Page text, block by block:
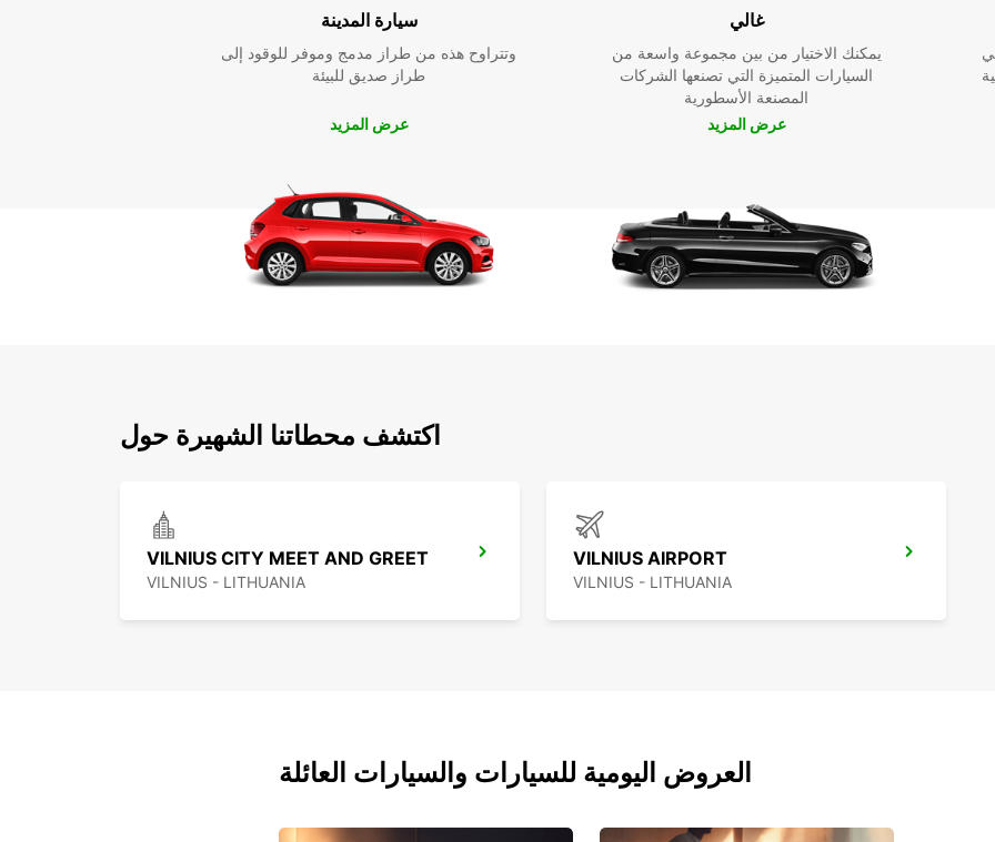
سيارة المدينة
وتتراوح هذه من طراز مدمج وموفر للوقود إلى
طراز صديق للبيئة
عرض المزيد
غالي
يمكنك الاختيار من بين مجموعة واسعة من
السيارات المتميزة التي تصنعها الشركات
المصنعة الأسطورية
عرض المزيد
اكتشف محطاتنا الشهيرة حول
VILNIUS CITY MEET AND GREET
VILNIUS - LITHUANIA
VILNIUS AIRPORT
VILNIUS - LITHUANIA
العروض اليومية للسيارات والسيارات العائلة